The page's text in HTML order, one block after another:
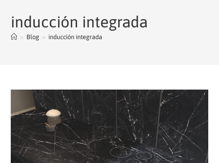
inducción integrada
> Blog > inducción integrada